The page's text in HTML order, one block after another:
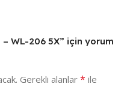
WL-206 5X” için yorum
Gerekli alanlar * ile